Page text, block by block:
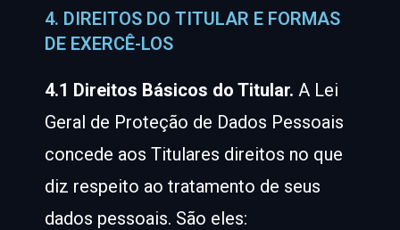
4. DIREITOS DO TITULAR E FORMAS
DE EXERCÊ-LOS
4.1 Direitos Básicos do Titular. A Lei
Geral de Proteção de Dados Pessoais
concede aos Titulares direitos no que
diz respeito ao tratamento de seus
dados pessoais. São eles: